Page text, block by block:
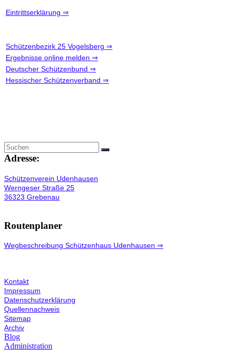
Eintrittserklärung ⇒
Schützenbezirk 25 Vogelsberg ⇒
Ergebnisse online melden ⇒
Deutscher Schützenbund ⇒
Hessischer Schützenverband ⇒
Adresse:
Schützenverein Udenhausen
Werngeser Straße 25
36323 Grebenau
Routenplaner
Wegbeschreibung Schützenhaus Udenhausen ⇒
Kontakt
Impressum
Datenschutzerklärung
Quellennachweis
Sitemap
Archiv
Blog
Administration